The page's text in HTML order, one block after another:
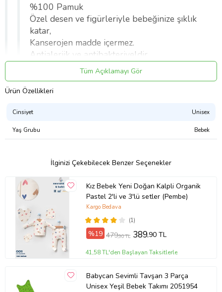
%100 Pamuk
Özel desen ve figürleriyle bebeğinize şıklık
katar,
Kanserojen madde içermez.
Antialerjik ve antibakteriyeldir.
Üretiminde bebeğinizin sağlığına zarar
verecek hiç bir malzeme kullanılmamıştır.
Yumuşacıktır.
Yıkama Talimatı
30 derece sıcaklıkta yıkayınız
Çamaşır suyu kullanmayınız
Maksimum 120 derece sıcaklıkta ütüleyiniz
Kuru Temizleme yapılmamalıdır
Çamaşır makinesinde kurutmayınız
kcm1459610
Tüm Açıklamayı Gör
Ürün Özellikleri
Cinsiyet Unisex
Yaş Grubu Bebek
İlginizi Çekebilecek Benzer Seçenekler
Kız Bebek Yeni Doğan Kalpli Organik
Pastel 2'li ve 3'lü setler (Pembe)
(1)
Kargo Bedava
%19 479,90 TL 389,90 TL
41,58 TL'den Başlayan Taksitlerle
Babycan Sevimli Tavşan 3 Parça
Unisex Yeşil Bebek Takımı 2051954